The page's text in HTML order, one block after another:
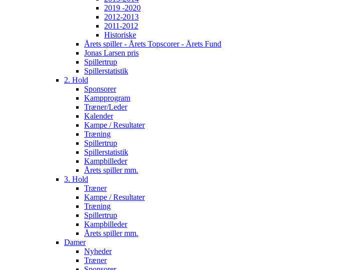
2019 -2020
2012-2013
2011-2012
Historiske
Årets spiller - Årets Topscorer - Årets Fund
Jonas Larsen pris
Spillertrup
Spillerstatistik
2. Hold
Sponsorer
Kampprogram
Træner/Leder
Kalender
Kampe / Resultater
Træning
Spillertrup
Spillerstatistik
Kampbilleder
Årets spiller mm.
3. Hold
Træner
Kampe / Resultater
Træning
Spillertrup
Kampbilleder
Årets spiller mm.
Damer
Nyheder
Træner